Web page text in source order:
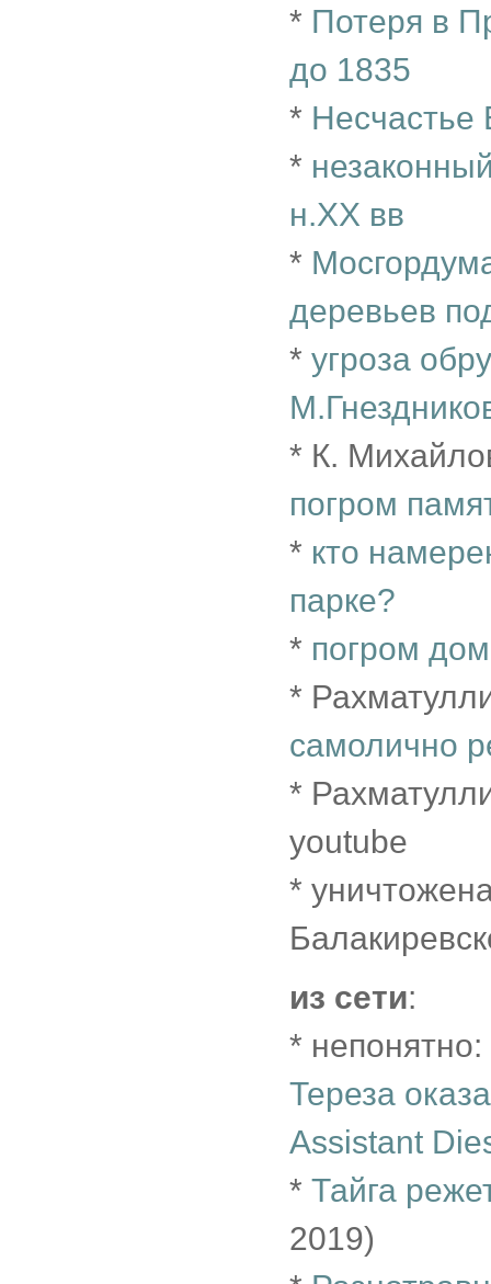
* Потеря в
до 1835
* Несчастье
*
н.XX вв
*
деревьев
* угроза
* К.
погром
* кто
парке?
* погром
*
самолично
*
youtube
*
из сети:
*
Тереза
Assistant
* Тайга
2019)